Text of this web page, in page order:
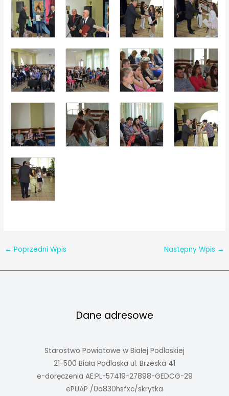
← Poprzedni Wpis Następny Wpis →
Dane adresowe
Starostwo Powiatowe w Białej Podlaskiej
21-500 Biała Podlaska ul. Brzeska 41
e-doręczenia AE:PL-57419-27898-GEDCG-29
ePUAP /0o830hsfxc/skrytka